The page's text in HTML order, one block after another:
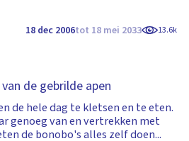
18 dec 2006tot 18 mei 2033 13.6k
de gebrilde apen
de hele dag te kletsen en te eten.
genoeg van en vertrekken met
de bonobo's alles zelf doen...